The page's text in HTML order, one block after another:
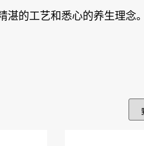
的工艺和悉心的养生理念